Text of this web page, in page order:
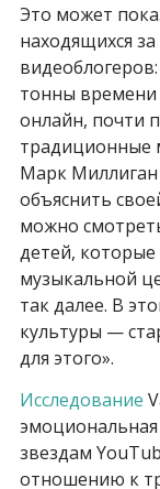
Это может
находящихся
тонны
онлайн, почти
традиционные
Марк Миллиган
объяснить
можно
детей,
музыкальной
так далее. В
культуры —
для этого».
Исследование
звездам
отношению к